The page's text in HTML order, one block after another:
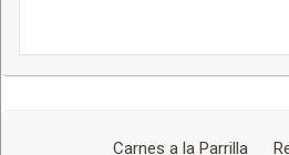
Carnes a la Parrilla